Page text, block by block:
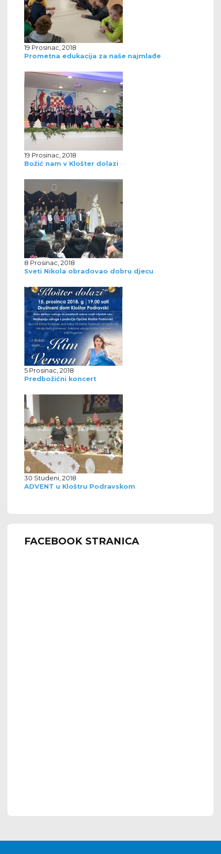
19 Prosinac, 2018
Prometna edukacija za naše najmlađe
19 Prosinac, 2018
Božić nam v Klošter dolazi
8 Prosinac, 2018
Sveti Nikola obradovao dobru djecu
5 Prosinac, 2018
Predbožićni koncert
30 Studeni, 2018
ADVENT u Kloštru Podravskom
FACEBOOK STRANICA